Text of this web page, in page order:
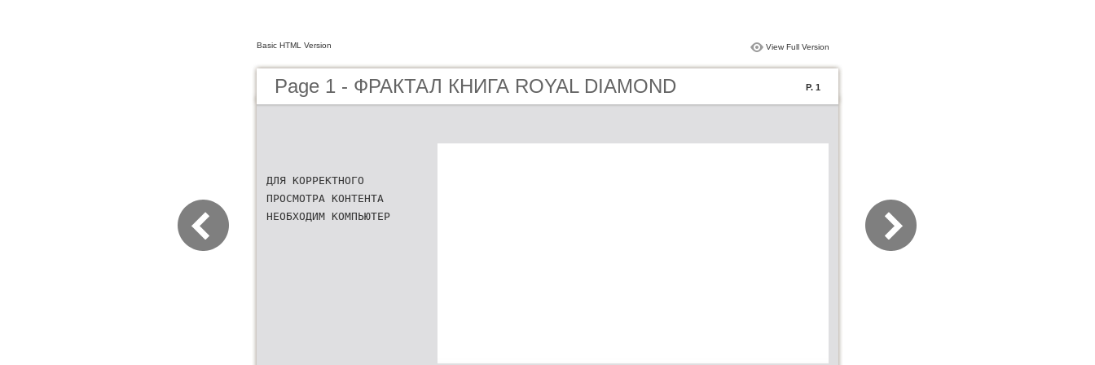
Basic HTML Version View Full Version
Page 1 - ФРАКТАЛ КНИГА ROYAL DIAMOND P. 1
ДЛЯ КОРРЕКТНОГО
ПРОСМОТРА КОНТЕНТА
НЕОБХОДИМ КОМПЬЮТЕР